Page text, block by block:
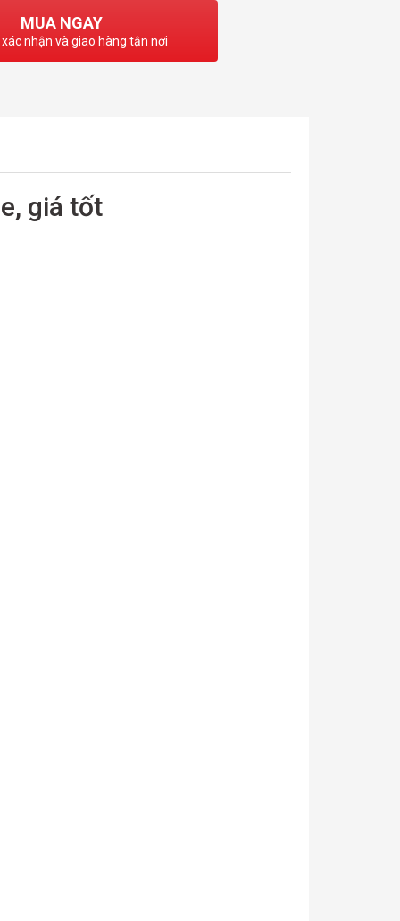
MUA NGAY
xác nhận và giao hàng tận nơi
giá tốt